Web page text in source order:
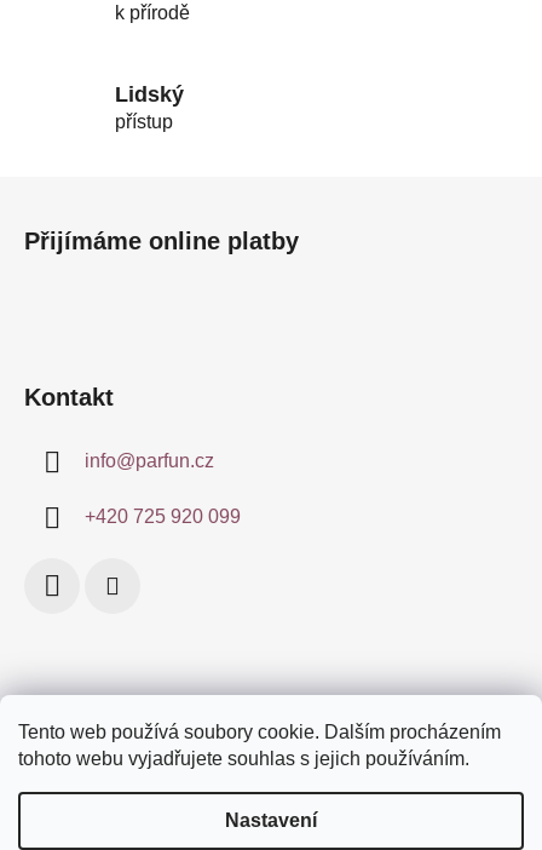
Tento web používá soubory cookie. Dalším procházením
tohoto webu vyjadřujete souhlas s jejich používáním.
Nastavení
k přírodě
Lidský
přístup
Přijímáme online platby
Kontakt
info@parfun.cz
+420 725 920 099
Obchodní podmínky Certifikace
Doprava a platby
Podmínky ochrany osobních údajů